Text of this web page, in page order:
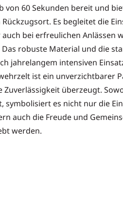
von 60 Sekunden bereit und
Es begleitet die
bei erfreulichen Anlässen
Das robuste Material und die
jahrelangem intensiven
ist ein unverzichtbarer
überzeugt.
symbolisiert es nicht nur die
auch die Freude und
werden.